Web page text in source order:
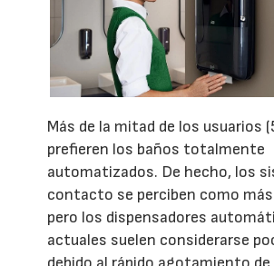
Más de la mitad de los usuarios
prefieren los baños totalmente
automatizados. De hecho, los
contacto se perciben como
pero los dispensadores
actuales suelen considerarse